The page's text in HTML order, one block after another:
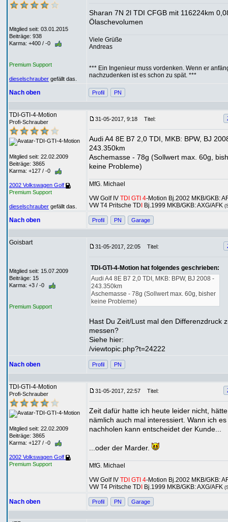
Mitglied seit: 03.01.2015
Beiträge: 938
Karma: +400 / -0
Premium Support
dieselschrauber gefällt das.
Sharan 7N 2l TDI CFGB mit 116224km
Ölaschevolumen
Viele Grüße
Andreas
*** Ein Ingenieur muss vordenken. Wenn er
nachzudenken ist es schon zu spät. ***
Nach oben Profil PN
TDI-GTI-4-Motion
Profi-Schrauber
Mitglied seit: 22.02.2009
Beiträge: 3865
Karma: +127 / -0
2002 Volkswagen Golf
Premium Support
dieselschrauber gefällt das.
31-05-2017, 9:18 Titel:
Audi A4 8E B7 2,0 TDI, MKB: BPW, BJ
243.350km
Aschemasse - 78g (Sollwert max. 60g,
keine Probleme)
MfG. Michael
VW Golf IV TDI GTI 4-Motion Bj.2002 MKB/GKB:
VW T4 Pritsche TD
Bj.1999 MKB/GKB: AXG/AFK
Nach oben Profil PN Garage
Goisbart
Mitglied seit: 15.07.2009
Beiträge: 15
Karma: +3 / -0
Premium Support
31-05-2017, 22:05 Titel:
TDI-GTI-4-Motion hat folgendes geschrieben:
Audi A4 8E B7 2,0 TDI, MKB: BPW, BJ 2008 -
243.350km
Aschemasse - 78g (Sollwert max. 60g, bisher
keine Probleme)
Hast Du Zeit/Lust mal den Differenzdruck
messen?
Siehe hier:
/viewtopic.php?t=24222
Nach oben Profil PN
TDI-GTI-4-Motion
Profi-Schrauber
Mitglied seit: 22.02.2009
Beiträge: 3865
Karma: +127 / -0
2002 Volkswagen Golf
Premium Support
31-05-2017, 22:57 Titel:
Zeit dafür hatte ich heute leider nicht,
nämlich auch mal interessiert. Wann ich es
nachholen kann entscheidet der Kunde...
...oder der Marder.
MfG. Michael
VW Golf IV TDI GTI 4-Motion Bj.2002 MKB/GKB:
VW T4 Pritsche TD
Bj.1999 MKB/GKB: AXG/AFK
Nach oben Profil PN Garage